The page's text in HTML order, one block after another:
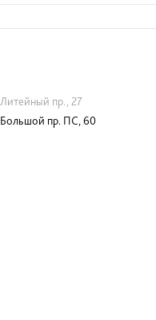
Литейный пр., 27
Большой пр. ПС, 60